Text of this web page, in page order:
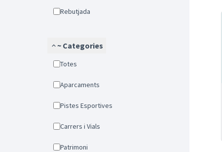
Rebutjada
~ Categories
Totes
Aparcaments
Pistes Esportives
Carrers i Vials
Patrimoni